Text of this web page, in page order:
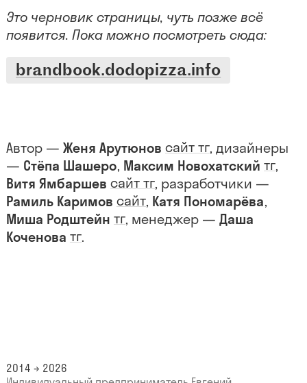
Это черновик страницы, чуть позже всё
появится. Пока можно посмотреть сюда:
brandbook.dodopizza.info
Автор — Женя Арутюнов сайт тг, дизайнеры
— Стёпа Шашеро, Максим Новохатский тг,
Витя Ямбаршев сайт тг, разработчики —
Рамиль Каримов сайт, Катя Пономарёва,
Миша Родштейн тг, менеджер — Даша
Коченова тг.
2014 → 2026